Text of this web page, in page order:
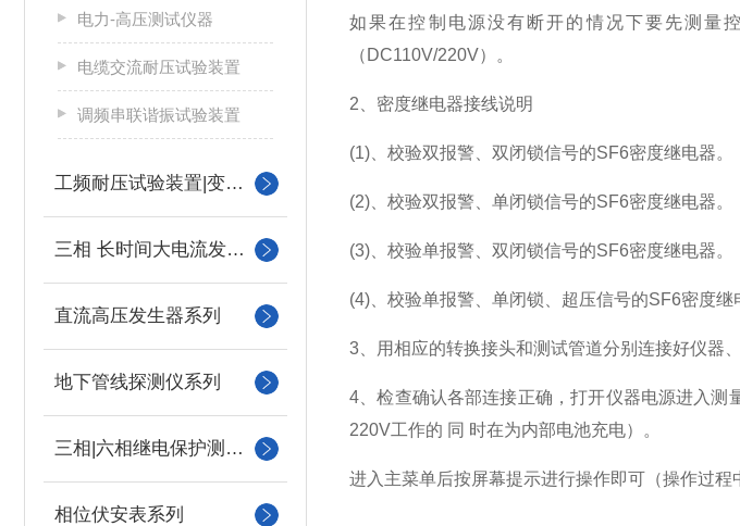
电力-高压测试仪器
电缆交流耐压试验装置
调频串联谐振试验装置
工频耐压试验装置|变压器
三相 长时间大电流发生器
直流高压发生器系列
地下管线探测仪系列
三相|六相继电保护测试仪
相位伏安表系列
如果在控制电源没有断开的情况下要先测量
（DC110V/220V）。
2、密度继电器接线说明
(1)、校验双报警、双闭锁信号的SF6密度继电器。
(2)、校验双报警、单闭锁信号的SF6密度继电器。
(3)、校验单报警、双闭锁信号的SF6密度继电器。
(4)、校验单报警、单闭锁、超压信号的SF6密度继
3、用相应的转换接头和测试管道分别连接好仪器
4、检查确认各部连接正确，打开仪器电源进入测
220V工作的 同 时在为内部电池充电）。
进入主菜单后按屏幕提示进行操作即可（操作过程